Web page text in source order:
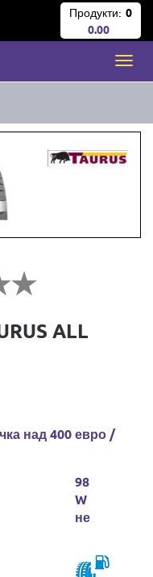
Продукти: 0
0.00
ALL
над 400 евро /
98
W
не